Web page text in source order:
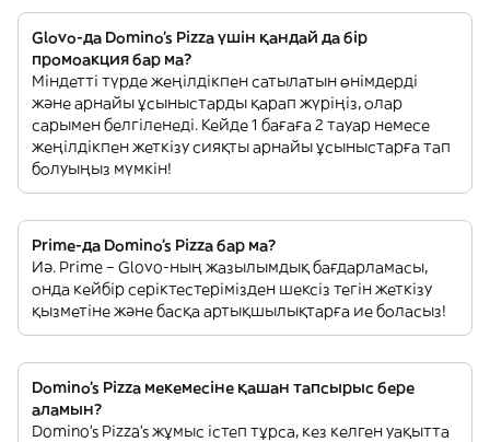
Glovo-да Domino's Pizza үшін қандай да бір
промоакция бар ма?
Міндетті түрде жеңілдікпен сатылатын өнімдерді
және арнайы ұсыныстарды қарап жүріңіз, олар
сарымен белгіленеді. Кейде 1 бағаға 2 тауар немесе
жеңілдікпен жеткізу сияқты арнайы ұсыныстарға тап
болуыңыз мүмкін!
Prime-да Domino's Pizza бар ма?
Иә. Prime – Glovo-ның жазылымдық бағдарламасы,
онда кейбір серіктестерімізден шексіз тегін жеткізу
қызметіне және басқа артықшылықтарға ие боласыз!
Domino's Pizza мекемесіне қашан тапсырыс бере
аламын?
Domino's Pizza’s жұмыс істеп тұрса, кез келген уақытта